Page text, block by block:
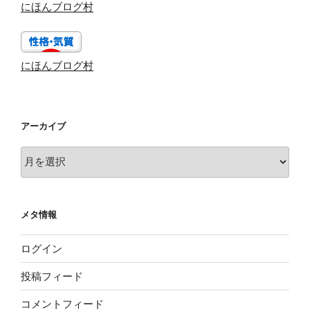
にほんブログ村
にほんブログ村
アーカイブ
ー
ブ
メタ情報
ログイン
投稿フィード
コメントフィード